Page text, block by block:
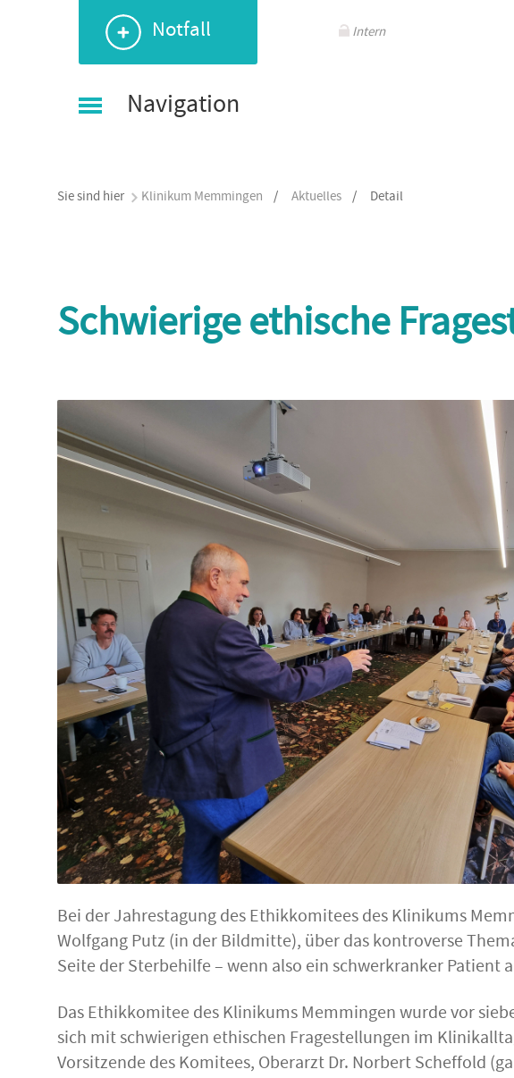
Notfall
Navigation
Intern
Sie sind hier Klinikum Memmingen / Aktuelles / Detail
Schwierige ethische
Bei der Jahrestagung des Ethikkomitees des Klinikums
Wolfgang Putz (in der Bildmitte), über das kontroverse
Seite der Sterbehilfe – wenn also ein schwerkranker
Das Ethikkomitee des Klinikums Memmingen wurde vor
sich mit schwierigen ethischen Fragestellungen im
Vorsitzende des Komitees, Oberarzt Dr. Norbert Scheffold